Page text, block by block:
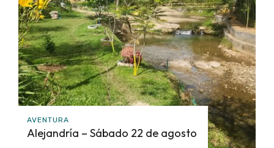
AVENTURA
Alejandría – Sábado 22 de agosto